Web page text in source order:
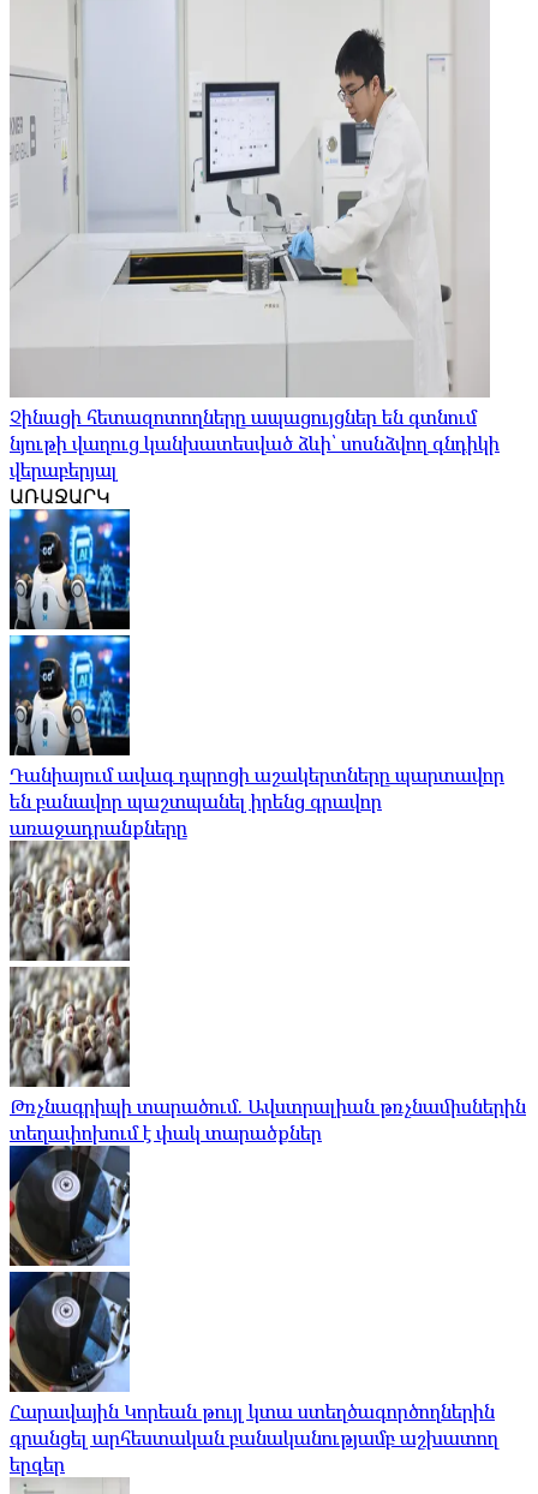
Չինացի հետազոտողները ապացույցներ են գտնում
նյութի վաղուց կանխատեսված ձևի՝ սոսնձվող գնդիկի
վերաբերյալ
ԱՌԱՋԱՐԿ
Դանիայում ավագ դպրոցի աշակերտները պարտավոր
են բանավոր պաշտպանել իրենց գրավոր
առաջադրանքները
Թռչնագրիպի տարածում. Ավստրալիան թռչնամիսներին
տեղափոխում է փակ տարածքներ
Հարավային Կորեան թույլ կտա ստեղծագործողներին
գրանցել արհեստական ​​բանականությամբ աշխատող
երգեր